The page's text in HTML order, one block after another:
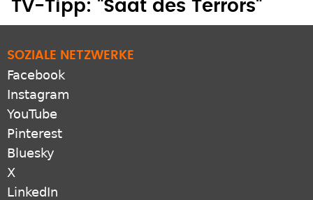
TV-Tipp: "Saat des Terrors"
SOZIALE NETZWERKE
Facebook
Instagram
YouTube
Pinterest
Bluesky
X
LinkedIn